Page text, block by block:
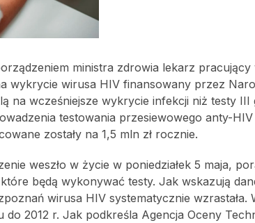
ministra zdrowia lekarz
wykrycie wirusa HIV finansowany przez
na wcześniejsze wykrycie infekcji niż testy
testowania przesiewowego anty-
zostały na 1,5 mln zł rocznie.
weszło w życie w poniedziałek 5 maja,
będą wykonywać testy. Jak wskazują
wirusa HIV systematycznie
2012 r. Jak podkreśla Agencja Oceny